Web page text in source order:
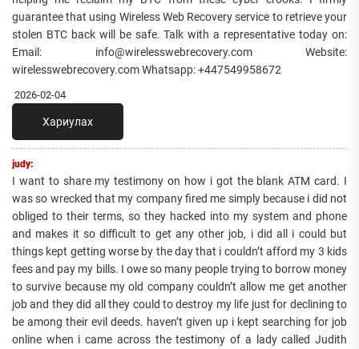
guarantee that using Wireless Web Recovery service to retrieve your
stolen BTC back will be safe. Talk with a representative today on:
Email: info@wirelesswebrecovery.com Website:
wirelesswebrecovery.com Whatsapp: +447549958672
2026-02-04
Хариулах
judy:
I want to share my testimony on how i got the blank ATM card. I
was so wrecked that my company fired me simply because i did not
obliged to their terms, so they hacked into my system and phone
and makes it so difficult to get any other job, i did all i could but
things kept getting worse by the day that i couldn’t afford my 3 kids
fees and pay my bills. I owe so many people trying to borrow money
to survive because my old company couldn’t allow me get another
job and they did all they could to destroy my life just for declining to
be among their evil deeds. haven’t given up i kept searching for job
online when i came across the testimony of a lady called Judith